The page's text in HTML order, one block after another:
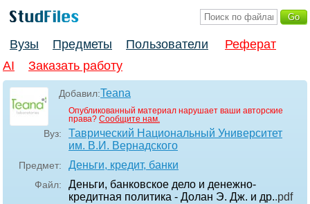
Вузы Предметы Пользователи
Реферат
AI
Заказать работу
Добавил:Teana
Опубликованный материал нарушает ваши авторские
права? Сообщите нам.
Вуз:
Таврический Национальный Университет
им. В.И. Вернадского
Предмет: Деньги, кредит, банки
Файл:
Деньги, банковское дело и денежно-
кредитная политика - Долан Э. Дж. и др..pdf